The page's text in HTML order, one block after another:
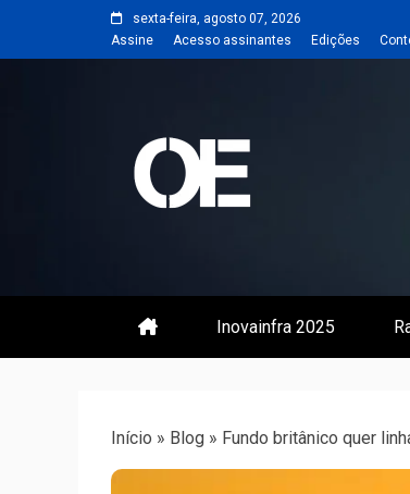
sexta-feira, agosto 07, 2026
Assine
Acesso assinantes Edições
Revista |
Inovainfra 2025
Início » Blog » Fundo britânico quer